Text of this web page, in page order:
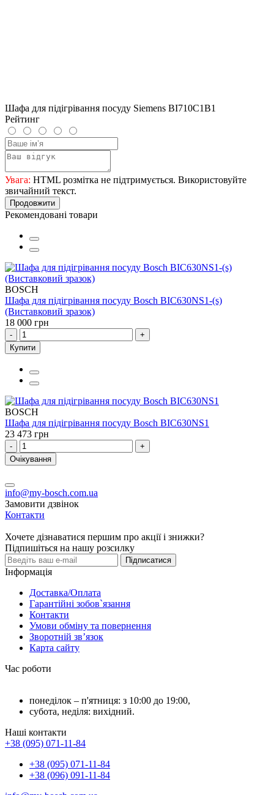
Шафа для підігрівання посуду Siemens BI710C1B1
Рейтинг
Увага: HTML розмітка не підтримується. Використовуйте
звичайний текст.
Продовжити
Рекомендовані товари
BOSCH
Шафа для підігрівання посуду Bosch BIC630NS1-(s)
(Виставковий зразок)
18 000 грн
-
+
Купити
BOSCH
Шафа для підігрівання посуду Bosch BIC630NS1
23 473 грн
-
+
Очікування
info@my-bosch.com.ua
Замовити дзвінок
Контакти
Хочете дізнаватися першим про акції і знижки?
Підпишіться на нашу розсилку
Підписатися
Інформація
Доставка/Оплата
Гарантійні зобов`язання
Контакти
Умови обміну та повернення
Зворотній зв’язок
Карта сайту
Час роботи
понеділок – п'ятниця: з 10:00 до 19:00,
субота, неділя: вихідний.
Наші контакти
+38 (095) 071-11-84
+38 (095) 071-11-84
+38 (096) 091-11-84